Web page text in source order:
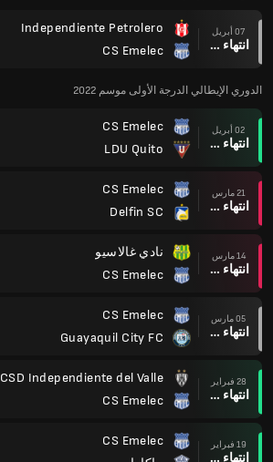
07 أبريل
انتهاء وقت المباراة
Independiente Petrolero
CS Emelec
الدوري الإيطالي الدرجة الأولى موسم 2022
02 أبريل
انتهاء وقت المباراة
CS Emelec
LDU Quito
21 مارس
انتهاء وقت المباراة
CS Emelec
Delfin SC
14 مارس
انتهاء وقت المباراة
نادي غالاسيو
CS Emelec
05 مارس
انتهاء وقت المباراة
CS Emelec
Guayaquil City FC
28 فبراير
انتهاء وقت المباراة
CSD Independiente del Valle
CS Emelec
19 فبراير
انتهاء وقت المباراة
CS Emelec